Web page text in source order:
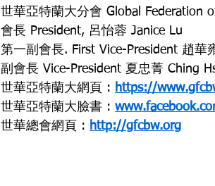
世華亞特蘭大分會 Global Federation
會長 President, 呂怡蓉 Janice Lu
第一副會長. First Vice-President 趙華
副會長 Vice-President 夏忠菁 Ching
世華亞特蘭大網頁 : https://
世華亞特蘭大臉書 :
世華總會網頁 : http://gfcbw.org